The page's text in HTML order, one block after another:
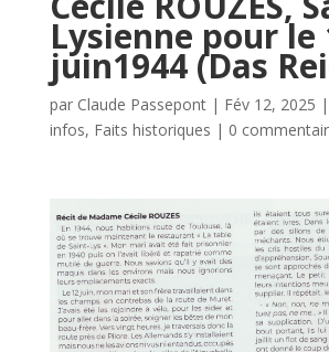
Lysienne pour le
juin1944 (Das
par Claude Passepont| Fév 12, 2025 |
infos, Faits historiques | 0